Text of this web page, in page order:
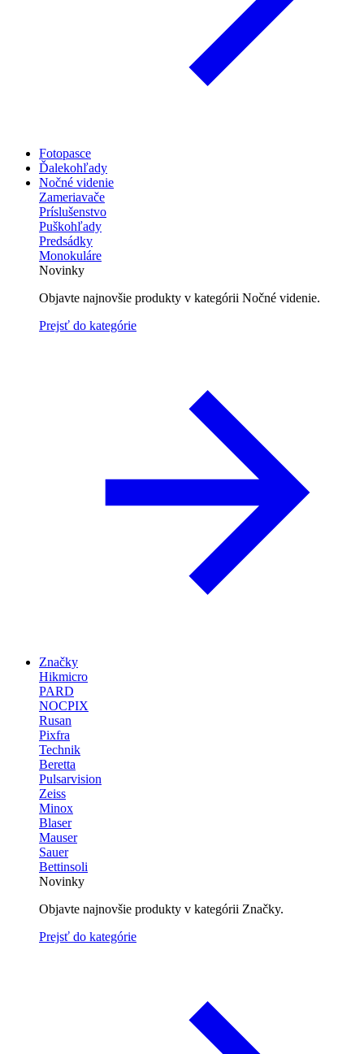
Fotopasce
Ďalekohľady
Nočné videnie
Zameriavače
Príslušenstvo
Puškohľady
Predsádky
Monokuláre
Novinky
Objavte najnovšie produkty v kategórii Nočné videnie.
Prejsť do kategórie
Značky
Hikmicro
PARD
NOCPIX
Rusan
Pixfra
Technik
Beretta
Pulsarvision
Zeiss
Minox
Blaser
Mauser
Sauer
Bettinsoli
Novinky
Objavte najnovšie produkty v kategórii Značky.
Prejsť do kategórie